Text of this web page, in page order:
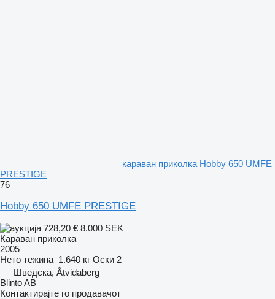
караван приколка Hobby 650 UMFE
PRESTIGE
76
Hobby 650 UMFE PRESTIGE
728,20 € 8.000 SEK
Караван приколка
2005
Нето тежина 1.640 кг Оски 2
Шведска, Åtvidaberg
Blinto AB
Контактирајте го продавачот